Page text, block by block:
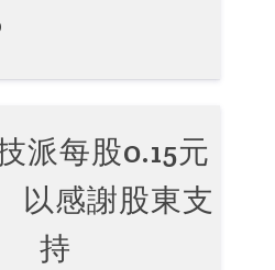
派每股0.15元
感謝股東支
持